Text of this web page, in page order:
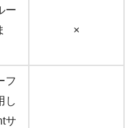
ー
×
フ
し
サ